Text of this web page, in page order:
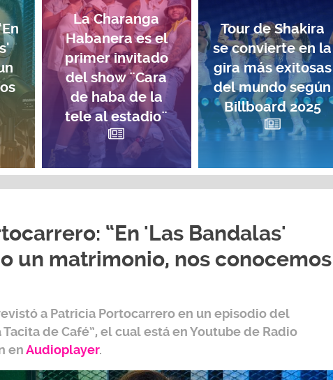
La Charanga
Habanera es el
primer invitado
del show ¨Cara
de haba de la
tele al estadio¨
Tour de Shakira
se convierte en la
gira más exitosas
del mundo según
Billboard 2025
“En 'Las Bandalas'
un matrimonio, nos conocemos
a Patricia Portocarreroen un episodio del
Tacita de Café”, el cual está en Youtube de Radio
enAudioplayer.